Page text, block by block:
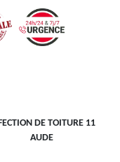
DE TOITURE 11
AUDE